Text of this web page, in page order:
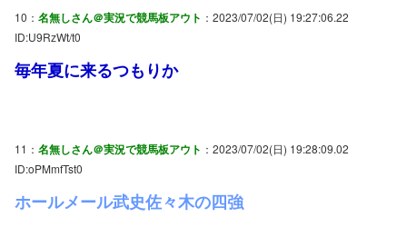
10： 名無しさん＠実況で競馬板アウト ：2023/07/02(日) 19:27:06.22
ID:U9RzWt/t0
毎年夏に来るつもりか
11： 名無しさん＠実況で競馬板アウト ：2023/07/02(日) 19:28:09.02
ID:oPMmfTst0
ホールメール武史佐々木の四強